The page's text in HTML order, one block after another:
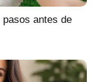
antes de